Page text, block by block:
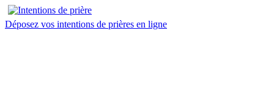
Déposez vos intentions de prières en ligne